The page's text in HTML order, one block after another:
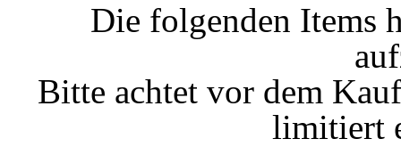
Die folgenden Items
Bitte achtet vor dem
limitiert